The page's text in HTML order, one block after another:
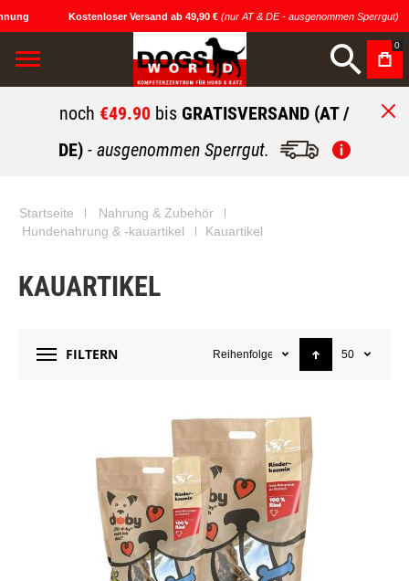
Kostenloser Versand ab 49,90 €(nur AT & DE - ausgenommen Sperrgut)
0
noch €49.90 bis GRATISVERSAND (AT /
DE) - ausgenommen Sperrgut.
Startseite
Nahrung & Zubehör
Hundenahrung & -kauartikel
Kauartikel
KAUARTIKEL
FILTERN Reihenfolge 50